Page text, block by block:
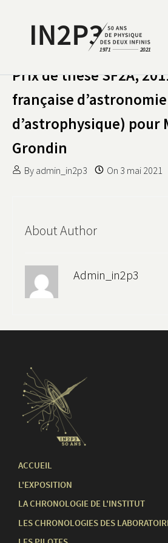
IN2P3 50 ANS DE
Prix de thèse SF2A,
française
d’astrophysique) pour
Grondin
By admin_in2p3 On 3 mai 2021
About Author
Admin_in2p3
ACCUEIL
L'EXPOSITION
LA CHRONOLOGIE DE L'INSTITUT
LES CHRONOLOGIES DES